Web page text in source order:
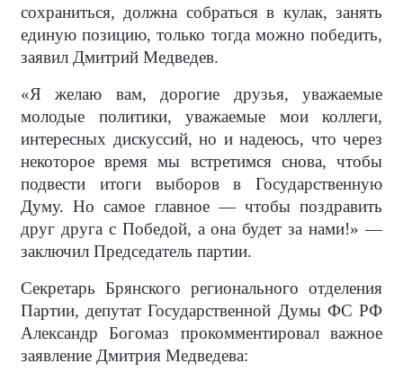
сохраниться, должна собраться в кулак, занять
единую позицию, только тогда можно победить,
заявил Дмитрий Медведев.
«Я желаю вам, дорогие друзья, уважаемые
молодые политики, уважаемые мои коллеги,
интересных дискуссий, но и надеюсь, что через
некоторое время мы встретимся снова, чтобы
подвести итоги выборов в Государственную
Думу. Но самое главное — чтобы поздравить
друг друга с Победой, а она будет за нами!» —
заключил Председатель партии.
Секретарь Брянского регионального отделения
Партии, депутат Государственной Думы ФС РФ
Александр Богомаз прокомментировал важное
заявление Дмитрия Медведева: